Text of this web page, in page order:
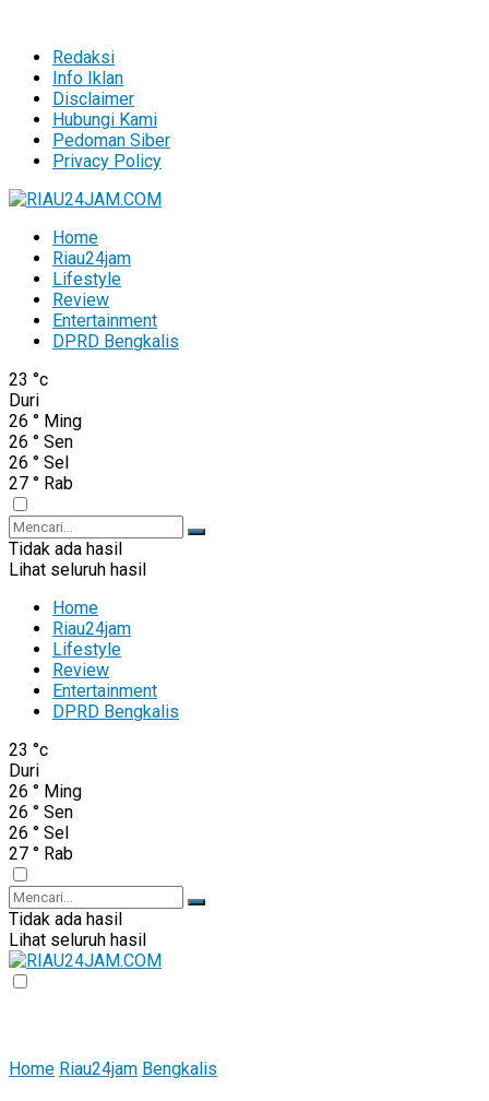
Redaksi
Info Iklan
Disclaimer
Hubungi Kami
Pedoman Siber
Privacy Policy
Home
Riau24jam
Lifestyle
Review
Entertainment
DPRD Bengkalis
23 °c
Duri
26 ° Ming
26 ° Sen
26 ° Sel
27 ° Rab
Tidak ada hasil
Lihat seluruh hasil
Home
Riau24jam
Lifestyle
Review
Entertainment
DPRD Bengkalis
23 °c
Duri
26 ° Ming
26 ° Sen
26 ° Sel
27 ° Rab
Tidak ada hasil
Lihat seluruh hasil
Home Riau24jam Bengkalis